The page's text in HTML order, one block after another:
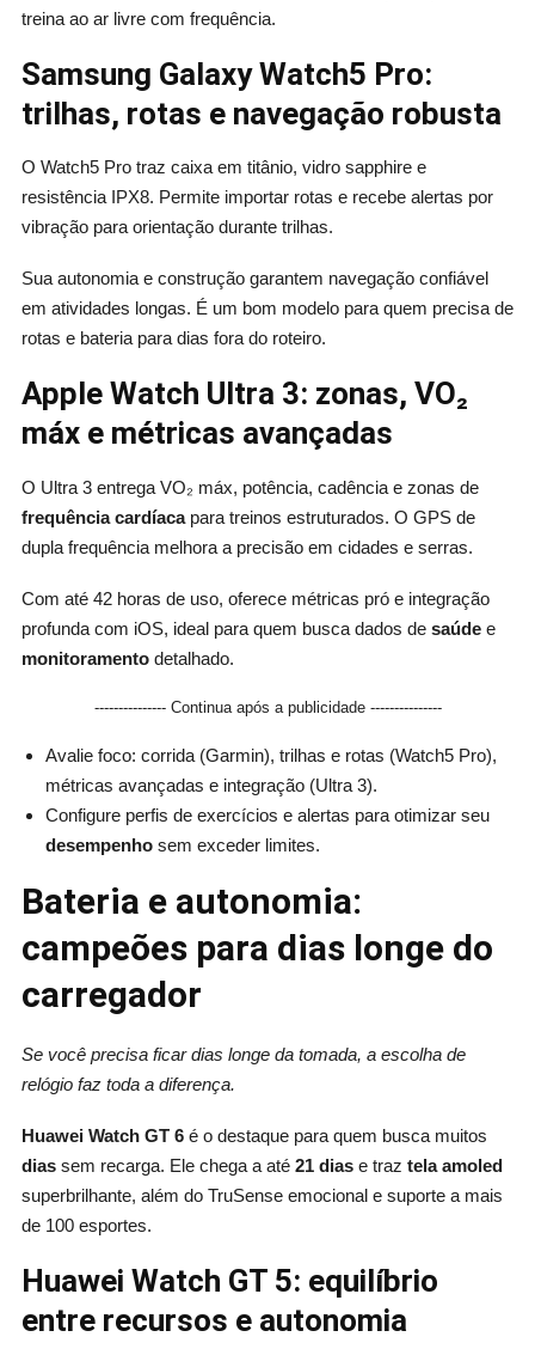
treina ao ar livre com frequência.
Samsung Galaxy Watch5 Pro:
trilhas, rotas e navegação robusta
O Watch5 Pro traz caixa em titânio, vidro sapphire e
resistência IPX8. Permite importar rotas e recebe alertas por
vibração para orientação durante trilhas.
Sua autonomia e construção garantem navegação confiável
em atividades longas. É um bom modelo para quem precisa de
rotas e bateria para dias fora do roteiro.
Apple Watch Ultra 3: zonas, VO₂
máx e métricas avançadas
O Ultra 3 entrega VO₂ máx, potência, cadência e zonas de
frequência cardíacapara treinos estruturados. O GPS de
dupla frequência melhora a precisão em cidades e serras.
Com até 42 horas de uso, oferece métricas pró e integração
profunda com iOS, ideal para quem busca dados de saúdee
monitoramentodetalhado.
--------------- Continua após a publicidade ---------------
Avalie foco: corrida (Garmin), trilhas e rotas (Watch5 Pro),
métricas avançadas e integração (Ultra 3).
Configure perfis de exercícios e alertas para otimizar seu
desempenhosem exceder limites.
Bateria e autonomia:
campeões para dias longe do
carregador
Se você precisa ficar dias longe da tomada, a escolha de
relógio faz toda a diferença.
Huawei Watch GT 6é o destaque para quem busca muitos
diassem recarga. Ele chega a até 21 diase traz tela amoled
superbrilhante, além do TruSense emocional e suporte a mais
de 100 esportes.
Huawei Watch GT 5: equilíbrio
entre recursos e autonomia